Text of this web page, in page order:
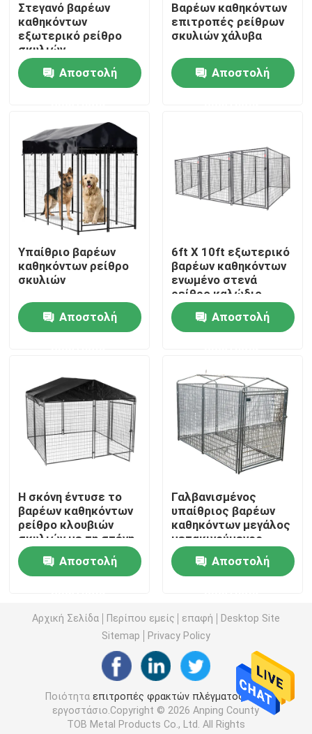
Σπίτι
Προϊόντα
Περίπου εμείς
Γύρος εργοστασίων
Ποιοτικός έλεγχος
Μας ελάτε σε επαφή με
Ζητήστε ένα απόσπασμα
Φράκτης πλέγματος υψηλής ασφαλείας
Β περίφραξη ασφάλειας πλέγματος
Φράκτης συνδέσεων αλυσίδων
Επεξεργασμένος φράκτης σιδήρου
Σταθερός φράκτης κόμβων
Προσωρινή επιτροπή φρακτών
Φράκτης περιφραγμάτων
Στεγανό βαρέων
καθηκόντων
εξωτερικό ρείθρο
σκυλιών
Αποστολή
Βαρέων καθηκόντων
επιτροπές ρείθρων
σκυλιών χάλυβα
Αποστολή
Υπαίθριο βαρέων
καθηκόντων ρείθρο
σκυλιών
Αποστολή
6ft X 10ft εξωτερικό
βαρέων καθηκόντων
ενωμένο στενά
ρείθρο καλώδιο
σκυλιών υπερβολικά
μεγάλο Αποστολή
Η σκόνη έντυσε το
βαρέων καθηκόντων
ρείθρο κλουβιών
σκυλιών με τη στέγη
Αποστολή
Γαλβανισμένος
υπαίθριος βαρέων
καθηκόντων μεγάλος
μετακινούμενος
δίσκος ρείθρων
σκυλιώνΑποστολή
Αρχική Σελίδα Περίπου εμείς επαφή
Desktop Site
Sitemap
Privacy Policy
Ποιότητα επιτροπές φρακτών πλέγματος
Κίνα
εργοστάσιο.Copyright © 2026 Anping County
TOB Metal Products Co., Ltd. All Rights